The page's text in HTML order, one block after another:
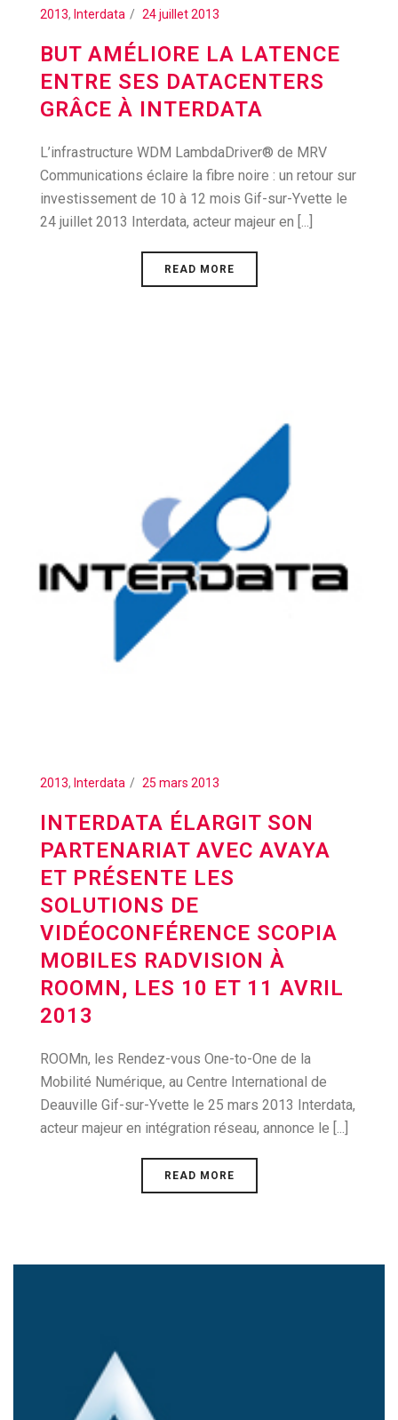
2013, Interdata 24 juillet 2013
BUT AMÉLIORE LA LATENCE
ENTRE SES DATACENTERS
GRÂCE À INTERDATA
L’infrastructure WDM LambdaDriver® de MRV
Communications éclaire la fibre noire : un retour sur
investissement de 10 à 12 mois Gif-sur-Yvette le
24 juillet 2013 Interdata, acteur majeur en [...]
READ MORE
2013, Interdata 25 mars 2013
INTERDATA ÉLARGIT SON
PARTENARIAT AVEC AVAYA
ET PRÉSENTE LES
SOLUTIONS DE
VIDÉOCONFÉRENCE SCOPIA
MOBILES RADVISION À
ROOMN, LES 10 ET 11 AVRIL
2013
ROOMn, les Rendez-vous One-to-One de la
Mobilité Numérique, au Centre International de
Deauville Gif-sur-Yvette le 25 mars 2013 Interdata,
acteur majeur en intégration réseau, annonce le [...]
READ MORE